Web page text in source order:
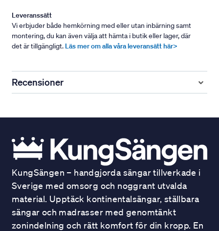
Leveranssätt
Vi erbjuder både hemkörning med eller utan inbärning samt
montering, du kan även välja att hämta i butik eller lager, där
det är tillgängligt. Läs mer om alla våra leveransätt här>
Recensioner
KungSängen – handgjorda sängar tillverkade i
Sverige med omsorg och noggrant utvalda
material. Upptäck kontinentalsängar, ställbara
sängar och madrasser med genomtänkt
zonindelning och rätt komfort för din kropp. En